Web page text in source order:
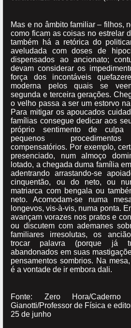
Mas e no âmbito familiar – filhos,
como ficam as coisas no estrelar
também há a retórica do
aveludada com doses de
dispensados ao ancionato;
devam considerar os
força dos incontáveis
moderna pelos quais se
segunda e terceira gerações.
o velho passa a ser um estorvo
Para mitigar os apoucados
famílias consegue dedicar aos
próprio sentimento de culpa
pequenos procedimentos
compensatórios. Por exemplo,
presenciado, num almoço
lotado, a chegada duma família
adentrando arrastando-se
cinquentão, ou do neto, ou
matriarca com bengala ou
neto. Acomodam-se numa
longevos, vis-à-vis, numa ponta.
avançam vorazes nos pratos e
ou discutem com ademanes
familiares irresolutas, os
trocar palavra (porque já
abandonados em suas
pensamentos sombrios. Na
é a vontade de ir embora dali.
Fonte: Zero Hora/Caderno
Gianotti/Professor de Física e
25 de junho